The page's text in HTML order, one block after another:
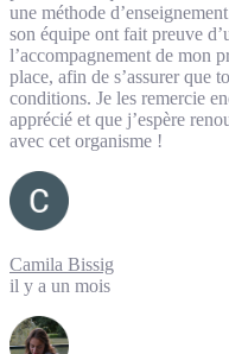
une méthode
son équipe ont fait preuve
l’accompagnement de mon
place, afin de s’assurer que
conditions. Je les remercie
apprécié et que j’espère
avec cet organisme !
Camila Bissig
il y a un mois